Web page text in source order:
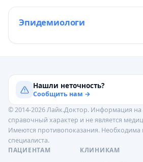
Эпидемиологи
Нашли неточность?
Сообщить нам →
© 2014-2026 Лайк.Доктор. Информация на
справочный характер и не является
Имеются противопоказания. Необходима
специалиста.
ПАЦИЕНТАМ
КЛИНИКАМ